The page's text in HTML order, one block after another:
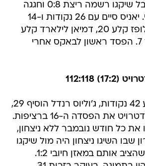
הוליכו 109:110, אבל שיקגו רשמה ריצת 0:8 וחגגה
לעיני הקהל הביתי. יאניס סיים עם 26 נקודות ו-14
ריבאונדים, ברוק לופז קלע 20, דמיאן לילארד קלע
18, חילק 14 ואיבד 7. הפסד ראשון לבאקס אחרי
ג'יילו בראנסון קלע 42 נקודות, ג'וליוס רנדל הוסיף 29,
וניו יורק הנחילה לדטרויט את הפסדה ה-16 ברציפות.
את כל חודש נובמבר ללא ניצחון,
השיגו ניצחון היה מול שיקגו
ב-28 באוקטובר, שהציב אותם במאזן חיובי 1:2.